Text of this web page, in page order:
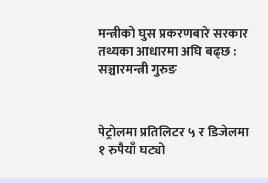
मन्त्रीको घुस प्रकरणबारे सरकार
तथ्यका आधारमा अघि बढ्छ :
सञ्चारमन्त्री गुरुङ
पेट्राेलमा प्रतिलिटर ५ र डिजेलमा
१ रुपैयाँ घट्यो